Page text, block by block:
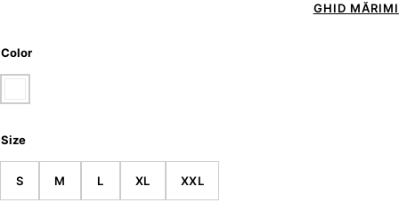
GHID MĂRIMI
Color
Size
S M L XL XXL